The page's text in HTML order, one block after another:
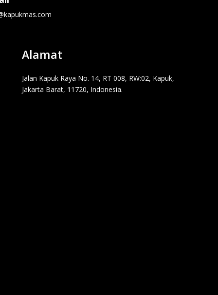
Alamat
Jalan Kapuk Raya No. 14, RT 008, RW:02, Kapuk,
Jakarta Barat, 11720, Indonesia.